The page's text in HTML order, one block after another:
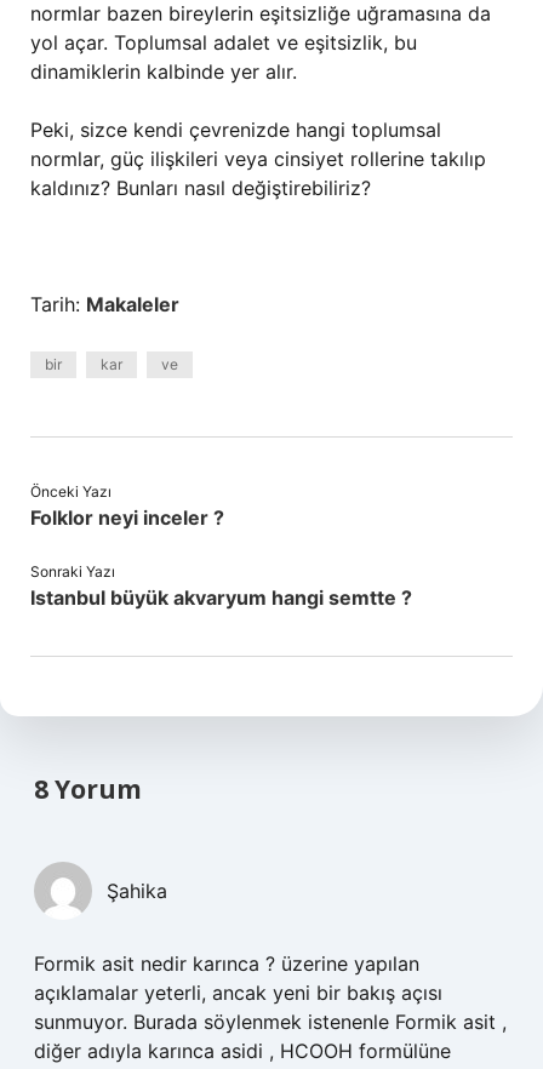
normlar bazen bireylerin eşitsizliğe uğramasına da
yol açar. Toplumsal adalet ve eşitsizlik, bu
dinamiklerin kalbinde yer alır.
Peki, sizce kendi çevrenizde hangi toplumsal
normlar, güç ilişkileri veya cinsiyet rollerine takılıp
kaldınız? Bunları nasıl değiştirebiliriz?
Tarih: Makaleler
bir kar ve
Önceki Yazı
Folklor neyi inceler ?
Sonraki Yazı
Istanbul büyük akvaryum hangi semtte ?
8 Yorum
Şahika
Formik asit nedir karınca ? üzerine yapılan
açıklamalar yeterli, ancak yeni bir bakış açısı
sunmuyor. Burada söylenmek istenenle Formik asit ,
diğer adıyla karınca asidi , HCOOH formülüne